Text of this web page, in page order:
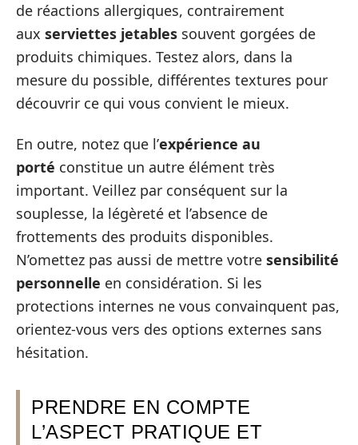
de réactions allergiques, contrairement
aux serviettes jetables souvent gorgées de
produits chimiques. Testez alors, dans la
mesure du possible, différentes textures pour
découvrir ce qui vous convient le mieux.
En outre, notez que l’expérience au
porté constitue un autre élément très
important. Veillez par conséquent sur la
souplesse, la légèreté et l’absence de
frottements des produits disponibles.
N’omettez pas aussi de mettre votre sensibilité
personnelle en considération. Si les
protections internes ne vous convainquent pas,
orientez-vous vers des options externes sans
hésitation.
PRENDRE EN COMPTE
L’ASPECT PRATIQUE ET